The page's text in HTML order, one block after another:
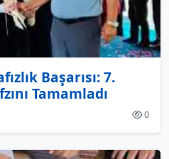
Başarısı: 7.
Tamamladı
0